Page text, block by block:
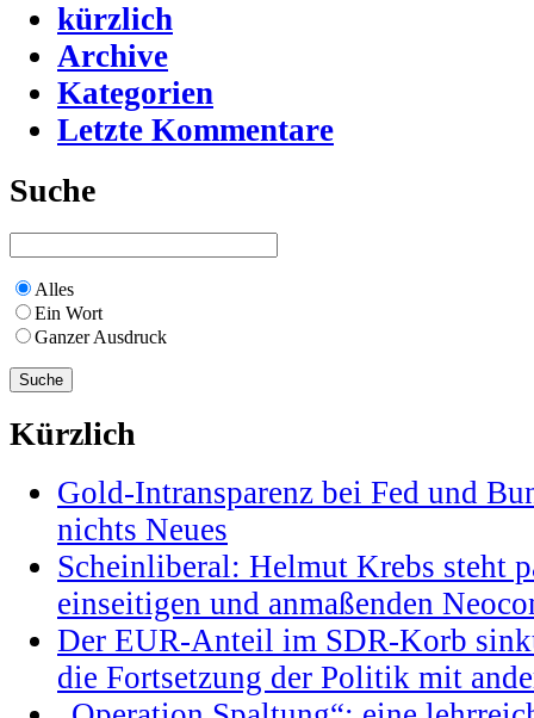
kürzlich
Archive
Kategorien
Letzte Kommentare
Suche
Alles
Ein Wort
Ganzer Ausdruck
Kürzlich
Gold-Intransparenz bei Fed und
nichts Neues
Scheinliberal: Helmut Krebs steht
einseitigen und anmaßenden
Der EUR-Anteil im SDR-Korb
die Fortsetzung der Politik mit